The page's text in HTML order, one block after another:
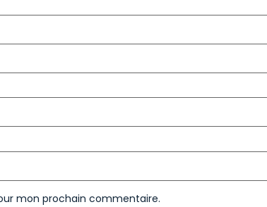
mon prochain commentaire.